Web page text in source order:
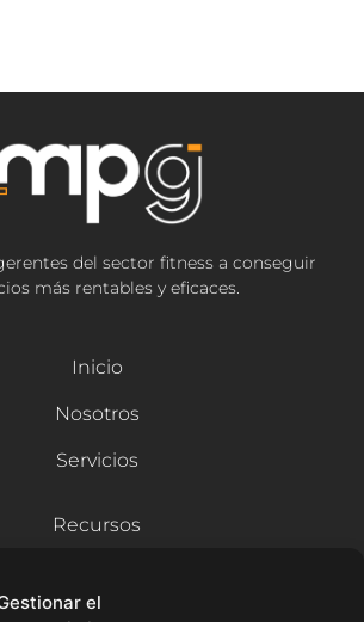
el
del sector fitness a conseguir
más rentables y eficaces.
Inicio
Nosotros
Servicios
Recursos